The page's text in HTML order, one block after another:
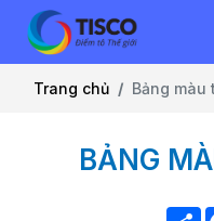
Trang chủ Bảng màu
BẢNG